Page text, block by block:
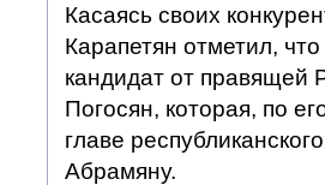
Касаясь своих
Карапетян отметил,
кандидат от правящей
Погосян, которая, по
главе
Абрамяну.